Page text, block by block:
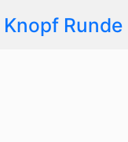
Knopf Runde